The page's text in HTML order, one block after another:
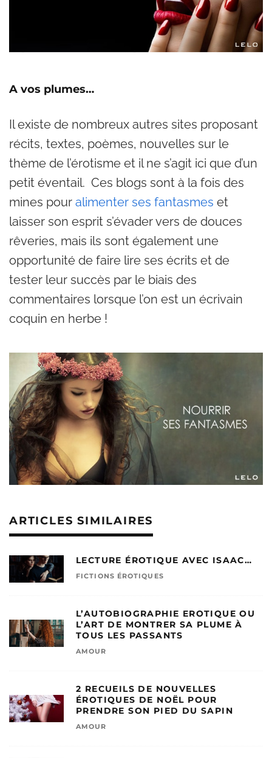
A vos plumes…
Il existe de nombreux autres sites proposant
récits, textes, poèmes, nouvelles sur le
thème de l’érotisme et il ne s’agit ici que d’un
petit éventail. Ces blogs sont à la fois des
mines pour alimenter ses fantasmes et
laisser son esprit s’évader vers de douces
rêveries, mais ils sont également une
opportunité de faire lire ses écrits et de
tester leur succès par le biais des
commentaires lorsque l’on est un écrivain
coquin en herbe !
ARTICLES SIMILAIRES
LECTURE ÉROTIQUE AVEC ISAAC…
FICTIONS ÉROTIQUES
L’AUTOBIOGRAPHIE EROTIQUE OU
L’ART DE MONTRER SA PLUME À
TOUS LES PASSANTS
AMOUR
2 RECUEILS DE NOUVELLES
ÉROTIQUES DE NOËL POUR
PRENDRE SON PIED DU SAPIN
AMOUR